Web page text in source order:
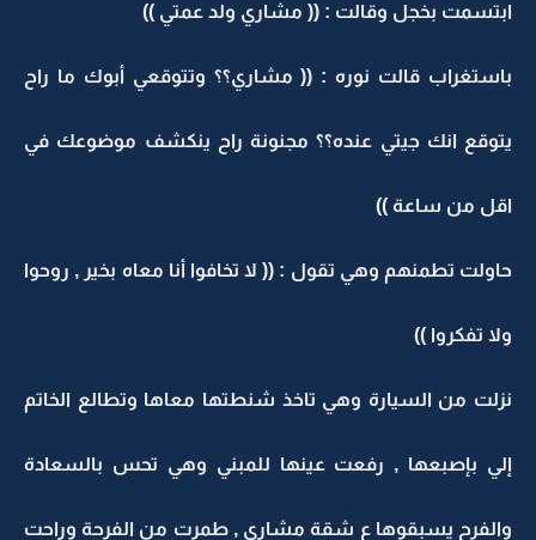
ابتسمت بخجل وقالت : (( مشاري ولد عمتي ))
باستغراب قالت نوره : (( مشاري؟؟ وتتوقعي أبوك ما راح
يتوقع انك جيتي عنده؟؟ مجنونة راح ينكشف موضوعك في
اقل من ساعة ))
حاولت تطمنهم وهي تقول : (( لا تخافوا أنا معاه بخير , روحوا
ولا تفكروا ))
نزلت من السيارة وهي تاخذ شنطتها معاها وتطالع الخاتم
إلي بإصبعها , رفعت عينها للمبني وهي تحس بالسعادة
والفرح يسبقوها ع شقة مشاري , طمرت من الفرحة وراحت